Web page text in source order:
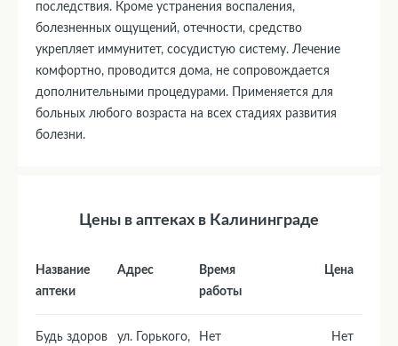
последствия. Кроме устранения воспаления,
болезненных ощущений, отечности, средство
укрепляет иммунитет, сосудистую систему. Лечение
комфортно, проводится дома, не сопровождается
дополнительными процедурами. Применяется для
больных любого возраста на всех стадиях развития
болезни.
Цены в аптеках в Калининграде
Название
аптеки
Адрес
Время
работы
Цена
Будь здоров
ул. Горького,
Нет Нет